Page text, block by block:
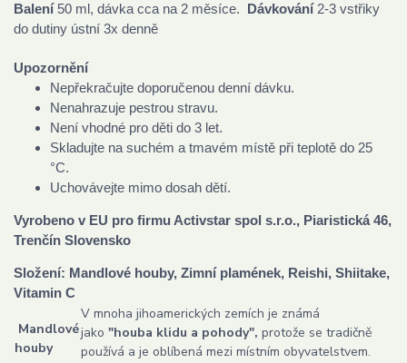
Balení 50 ml, dávka cca na 2 měsíce. Dávkování 2-3 vstřiky
do dutiny ústní 3x denně
Upozornění
Nepřekračujte doporučenou denní dávku.
Nenahrazuje pestrou stravu.
Není vhodné pro děti do 3 let.
Skladujte na suchém a tmavém místě při teplotě do 25
°C.
Uchovávejte mimo dosah dětí.
Vyrobeno v EU pro firmu Activstar spol s.r.o., Piaristická 46,
Trenčín Slovensko
Složení: Mandlové houby, Zimní plamének, Reishi, Shiitake,
Vitamin C
Mandlové
houby
V mnoha jihoamerických zemích je známá
jako "houba klidu a pohody", protože se tradičně
používá a je oblíbená mezi místním obyvatelstvem.